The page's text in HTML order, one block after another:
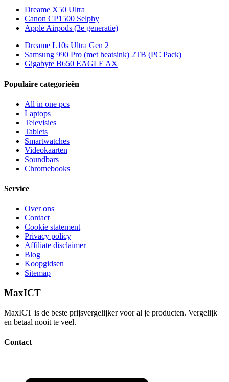
Dreame X50 Ultra
Canon CP1500 Selphy
Apple Airpods (3e generatie)
Dreame L10s Ultra Gen 2
Samsung 990 Pro (met heatsink) 2TB (PC Pack)
Gigabyte B650 EAGLE AX
Populaire categorieën
All in one pcs
Laptops
Televisies
Tablets
Smartwatches
Videokaarten
Soundbars
Chromebooks
Service
Over ons
Contact
Cookie statement
Privacy policy
Affiliate disclaimer
Blog
Koopgidsen
Sitemap
MaxICT
MaxICT is de beste prijsvergelijker voor al je producten. Vergelijk
en betaal nooit te veel.
Contact